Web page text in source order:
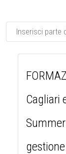
Inserisci parte del
Cagliari